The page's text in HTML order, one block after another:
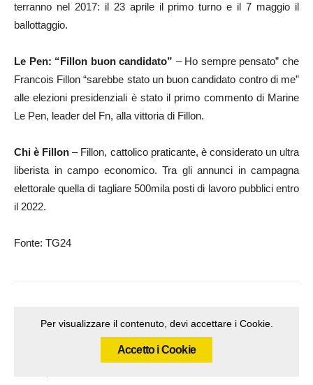
terranno nel 2017: il 23 aprile il primo turno e il 7 maggio il
ballottaggio.
Le Pen: “Fillon buon candidato” – Ho sempre pensato” che
Francois Fillon “sarebbe stato un buon candidato contro di me”
alle elezioni presidenziali è stato il primo commento di Marine
Le Pen, leader del Fn, alla vittoria di Fillon.
Chi è Fillon – Fillon, cattolico praticante, è considerato un ultra
liberista in campo economico. Tra gli annunci in campagna
elettorale quella di tagliare 500mila posti di lavoro pubblici entro
il 2022.
Fonte: TG24
Per visualizzare il contenuto, devi accettare i Cookie.
Accetto i Cookie